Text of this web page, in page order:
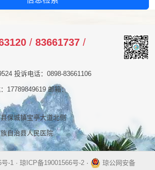
/ 83661737 /
投诉电话：0898-83661106
17789849619 邮箱：
保城镇宝亭大道北侧
自治县人民医院
-1 · 琼ICP备19001566号-2· 琼公网安备